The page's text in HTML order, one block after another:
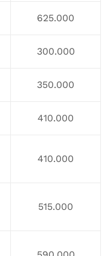
625.000
300.000
350.000
410.000
410.000
515.000